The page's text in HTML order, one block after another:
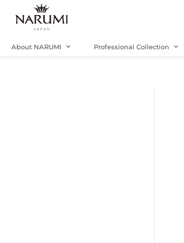
About NARUMI Professional Collection